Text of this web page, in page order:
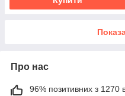
Про нас
96% позитивних з 1270